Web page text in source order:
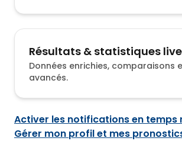
Résultats & statistiques live
Données enrichies, comparaisons
avancés.
Activer les notifications en temps
Gérer mon profil et mes